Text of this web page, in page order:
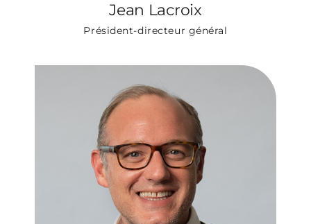
Jean Lacroix
Président-directeur général